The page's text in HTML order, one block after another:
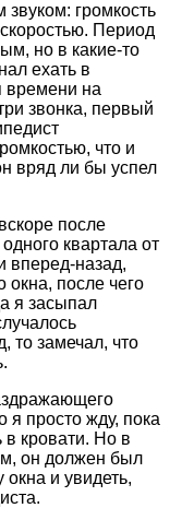
громкость
Период
но в какие-то
ехать в
времени на
звонка, первый
что и
вряд ли бы успел
после
квартала от
вперед-назад,
окна, после чего
я засыпал
то замечал, что
я просто жду, пока
в кровати. Но в
он должен был
и увидеть,